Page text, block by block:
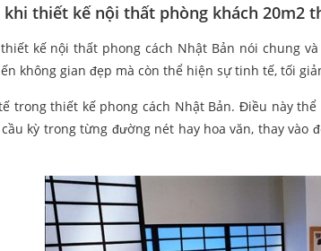
thiết kế nội thất phòng khách 20m2
kế nội thất phong cách Nhật Bản nói chung
không gian đẹp mà còn thể hiện sự tinh tế, tối
trong thiết kế phong cách Nhật Bản. Điều này
kỳ trong từng đường nét hay hoa văn, thay